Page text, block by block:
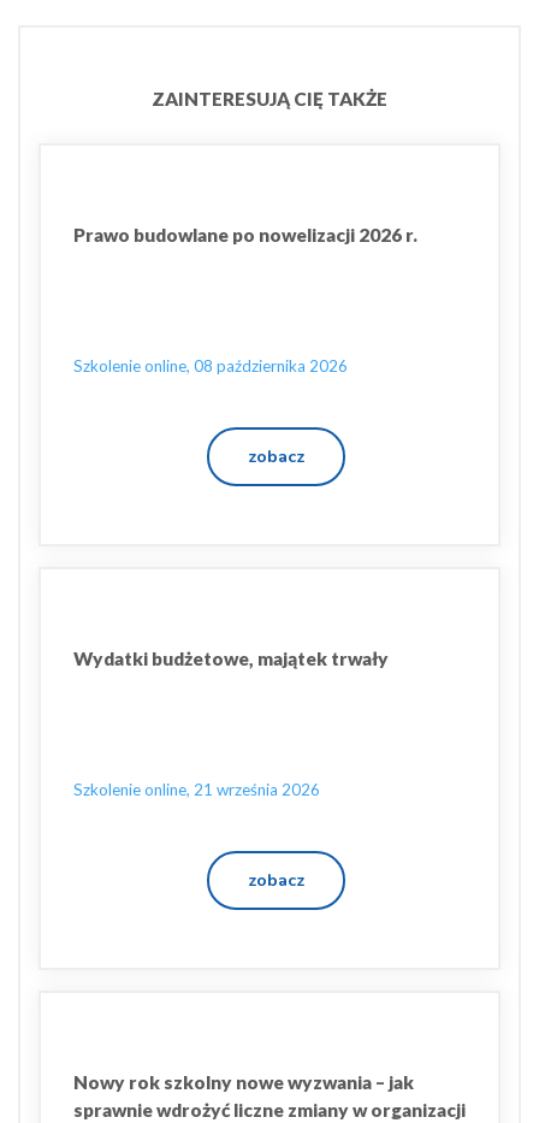
ZAINTERESUJĄ CIĘ TAKŻE
Prawo budowlane po nowelizacji 2026 r.
Szkolenie online, 08 października 2026
zobacz
Wydatki budżetowe, majątek trwały
Szkolenie online, 21 września 2026
zobacz
Nowy rok szkolny nowe wyzwania – jak
sprawnie wdrożyć liczne zmiany w organizacji